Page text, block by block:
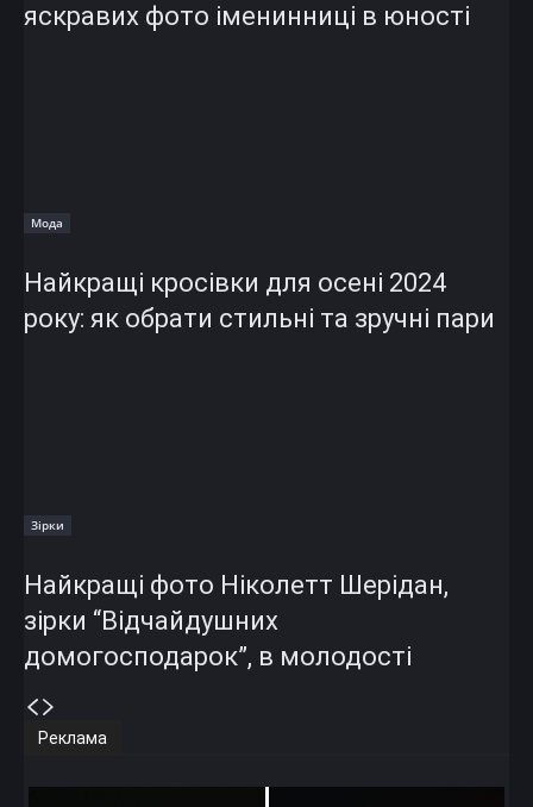
яскравих фото іменинниці в юності
Мода
Найкращі кросівки для осені 2024
року: як обрати стильні та зручні пари
Зірки
Найкращі фото Ніколетт Шерідан,
зірки “Відчайдушних
домогосподарок”, в молодості
Реклама